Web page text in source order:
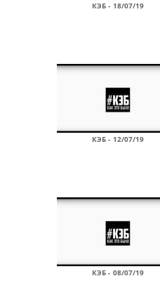
КЭБ - 18/07/19
КЭБ - 12/07/19
КЭБ - 08/07/19